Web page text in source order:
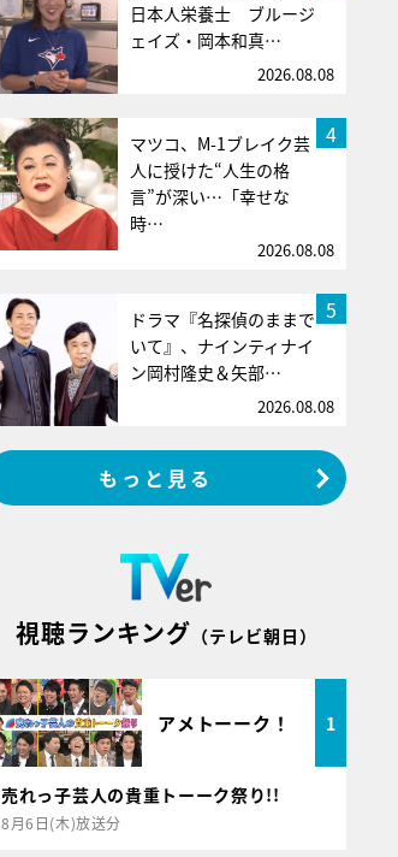
日本人栄養士 ブルージ
ェイズ・岡本和真…
2026.08.08
4
マツコ、M-1ブレイク芸
人に授けた“人生の格
言”が深い…「幸せな
時…
2026.08.08
5
ドラマ『名探偵のままで
いて』、ナインティナイ
ン岡村隆史＆矢部…
2026.08.08
もっと見る
視聴ランキング （テレビ朝日）
アメトーーク！ 1
売れっ子芸人の貴重トーーク祭り!!
8月6日(木)放送分